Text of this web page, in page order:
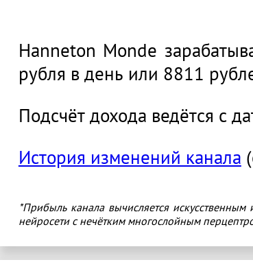
Hanneton Monde
рубля в день или 8811
Подсчёт дохода ведётся с
История изменений канала
*Прибыль канала вычисляется
нейросети с нечётким многослойным